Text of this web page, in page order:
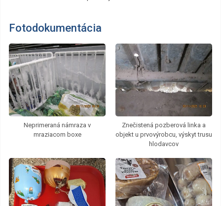
Fotodokumentácia
Neprimeraná námraza v
mraziacom boxe
Znečistená pozberová linka a
objekt u prvovýrobcu, výskyt trusu
hlodavcov